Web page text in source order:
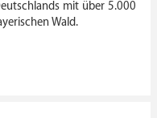
mit über 5.000
Wald.